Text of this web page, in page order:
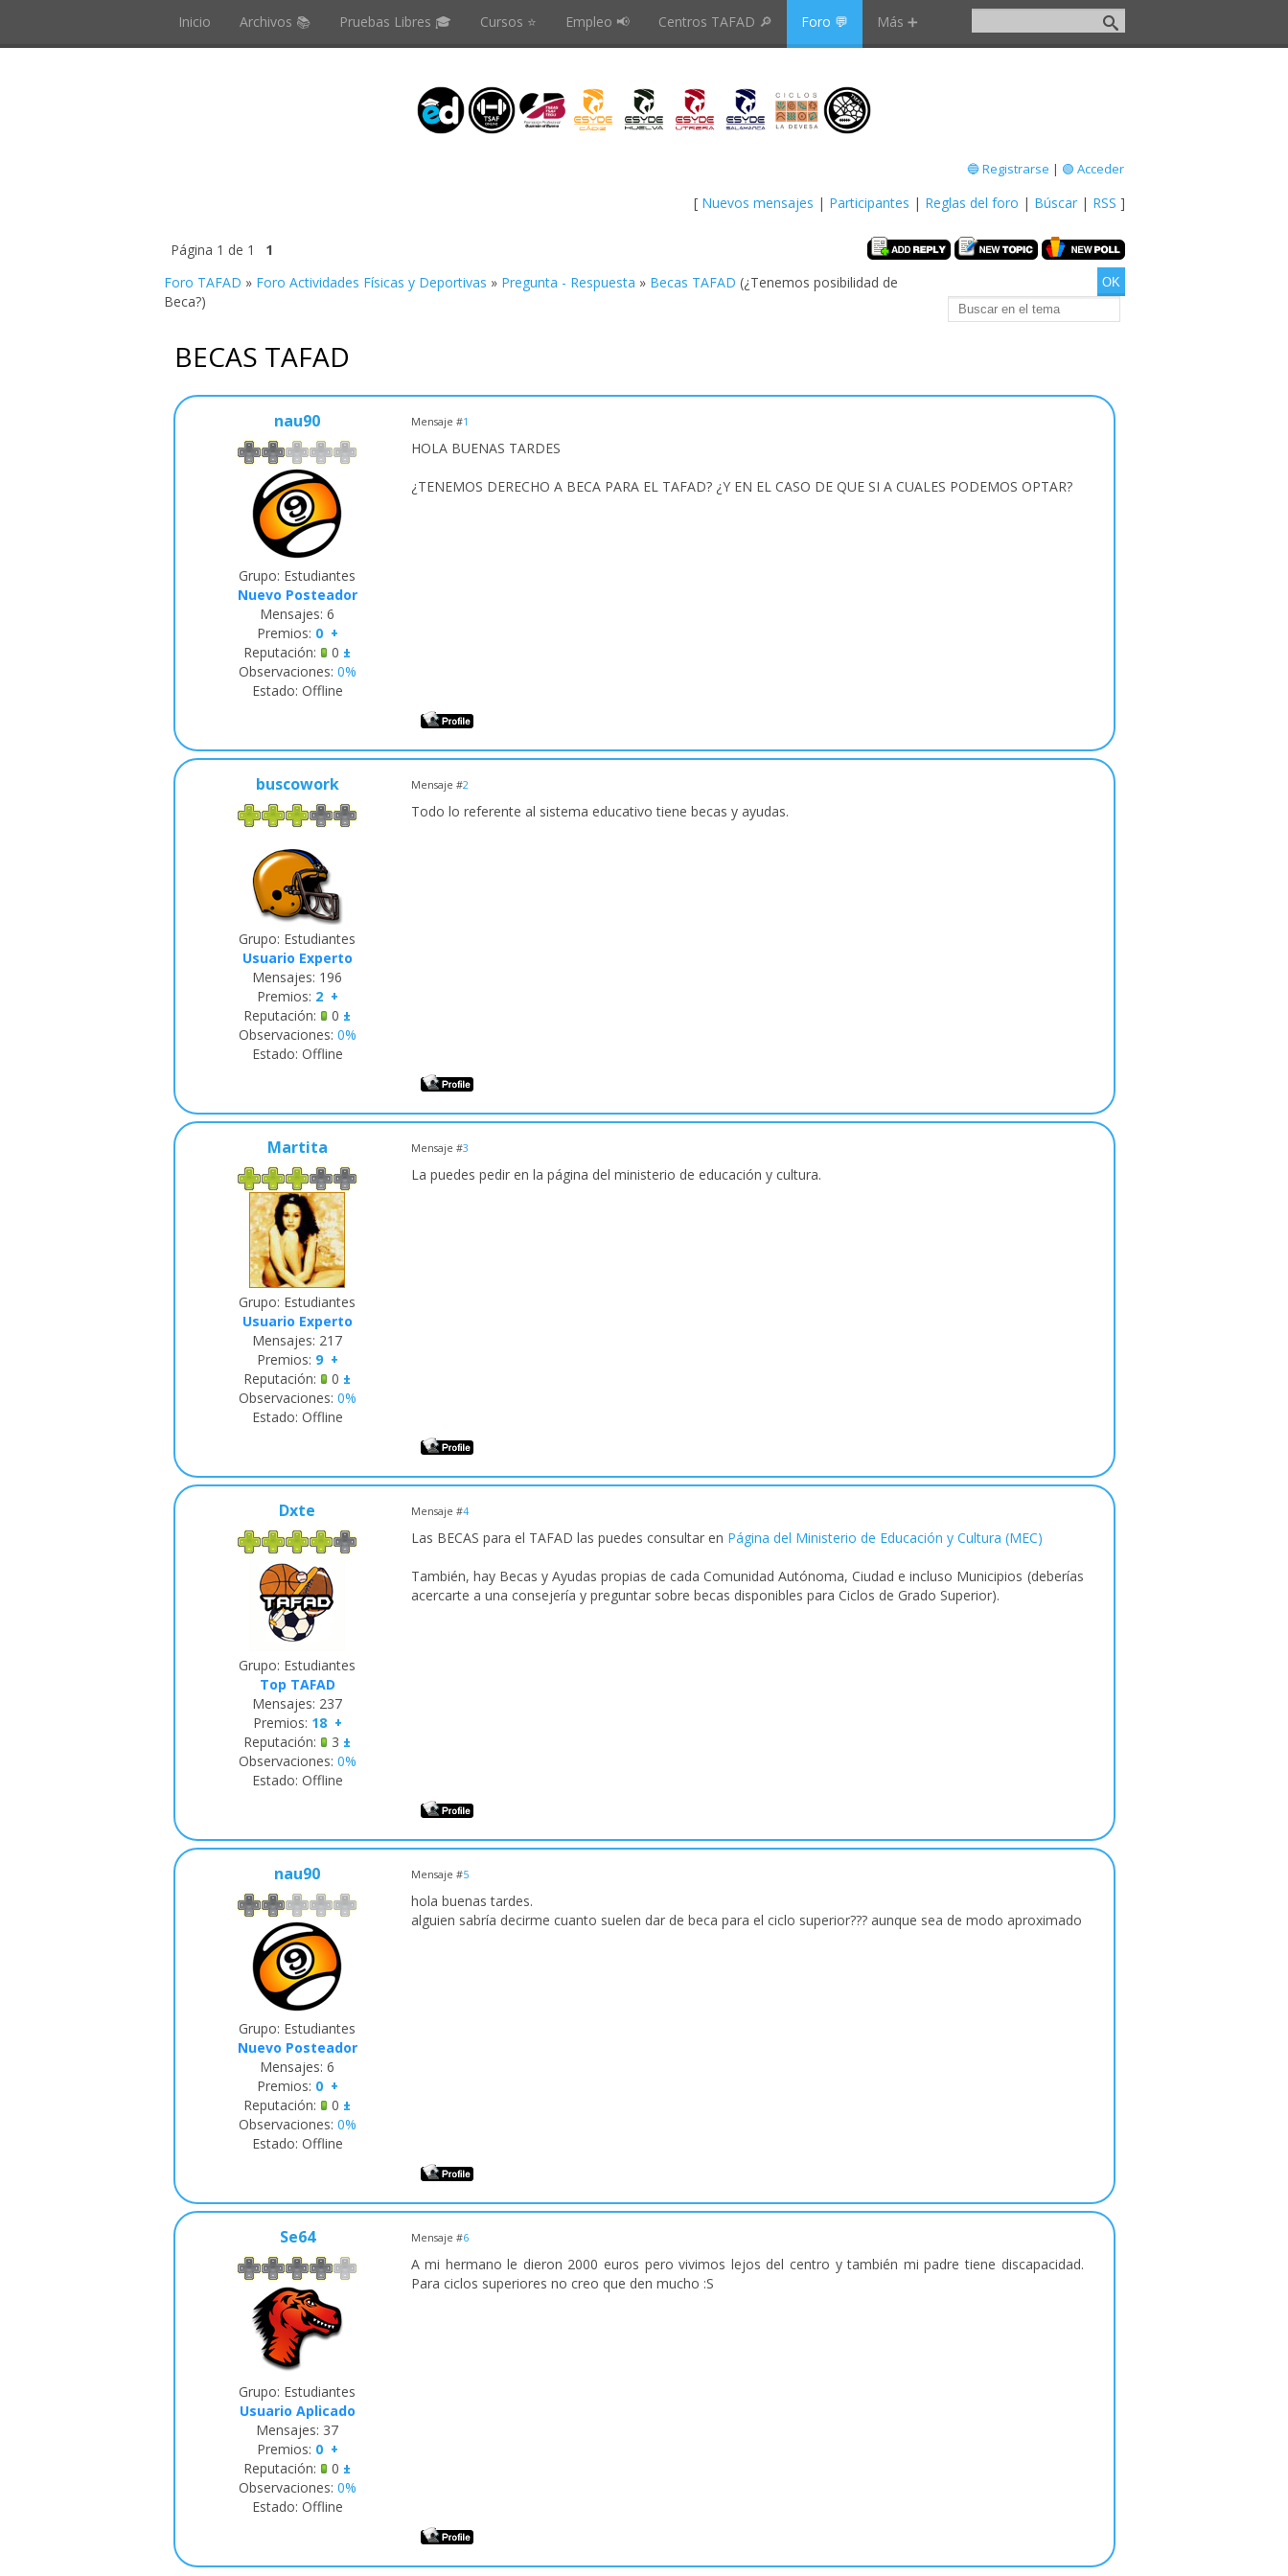
Inicio Archivos 📚 Pruebas Libres 🎓 Cursos ⭐️ Empleo 📢 Centros TAFAD 🔎 Foro 💬 Más ➕
🔵 Registrarse | 🟢 Acceder
[ Nuevos mensajes | Participantes | Reglas del foro | Búscar| RSS ]
Página 1 de 1
1
Foro TAFAD » Foro Actividades Físicas y Deportivas » Pregunta - Respuesta » Becas TAFAD (¿Tenemos posibilidad de
Beca?)
BECAS TAFAD
nau90 Mensaje #1
Grupo: Estudiantes
Nuevo Posteador
Mensajes: 6
Premios: 0 +
Reputación: 0 ±
Observaciones: 0%
Estado: Offline
HOLA BUENAS TARDES
¿TENEMOS DERECHO A BECA PARA EL TAFAD? ¿Y EN EL CASO DE QUE SI A CUALES PODEMOS OPTAR?
buscowork Mensaje #2
Grupo: Estudiantes
Usuario Experto
Mensajes: 196
Premios: 2 +
Reputación: 0 ±
Observaciones: 0%
Estado: Offline
Todo lo referente al sistema educativo tiene becas y ayudas.
Martita Mensaje #3
Grupo: Estudiantes
Usuario Experto
Mensajes: 217
Premios: 9 +
Reputación: 0 ±
Observaciones: 0%
Estado: Offline
La puedes pedir en la página del ministerio de educación y cultura.
Dxte Mensaje #4
Grupo: Estudiantes
Top TAFAD
Mensajes: 237
Premios: 18 +
Reputación: 3 ±
Observaciones: 0%
Estado: Offline
Las BECAS para el TAFAD las puedes consultar en Página del Ministerio de Educación y Cultura (MEC)
También, hay Becas y Ayudas propias de cada Comunidad Autónoma, Ciudad e incluso Municipios (deberías
acercarte a una consejería y preguntar sobre becas disponibles para Ciclos de Grado Superior).
nau90 Mensaje #5
Grupo: Estudiantes
Nuevo Posteador
Mensajes: 6
Premios: 0 +
Reputación: 0 ±
Observaciones: 0%
Estado: Offline
hola buenas tardes.
alguien sabría decirme cuanto suelen dar de beca para el ciclo superior??? aunque sea de modo aproximado
Se64 Mensaje #6
Grupo: Estudiantes
Usuario Aplicado
Mensajes: 37
Premios: 0 +
Reputación: 0 ±
Observaciones: 0%
Estado: Offline
A mi hermano le dieron 2000 euros pero vivimos lejos del centro y también mi padre tiene discapacidad.
Para ciclos superiores no creo que den mucho :S